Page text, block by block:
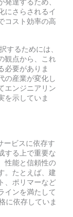
にさらされるイ
コスト効率の高
するためには、
観点から、これ
必要がありま
の産業が変化し
エンジニアリン
を示していま
ービスに依存す
する上で重要な
性能と信頼性の
。たとえば、建
、ポリマーなど
インを満たして
に依存していま